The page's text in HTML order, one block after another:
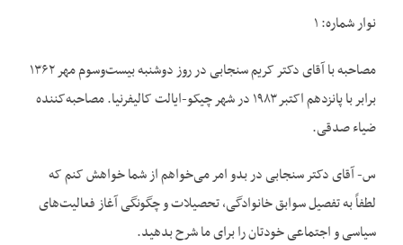
نوار شماره: ۱
مصاحبه با آقای دکتر کریم سنجابی در روز دوشنبه بیست‌‌وسوم مهر ۱۳۶۲
برابر با پانزدهم اکتبر ۱۹۸۳ در شهر چیکو-ایالت کالیفرنیا. مصاحبه‌‌کننده
ضیاء صدقی.
س- آقای دکتر سنجابی در بدو امر می‌‌خواهم از شما خواهش کنم که
لطفاً به تفصیل سوابق خانوادگی، تحصیلات و چگونگی آغاز فعالیت‌‌های
سیاسی و اجتماعی خودتان را برای ما شرح بدهید.